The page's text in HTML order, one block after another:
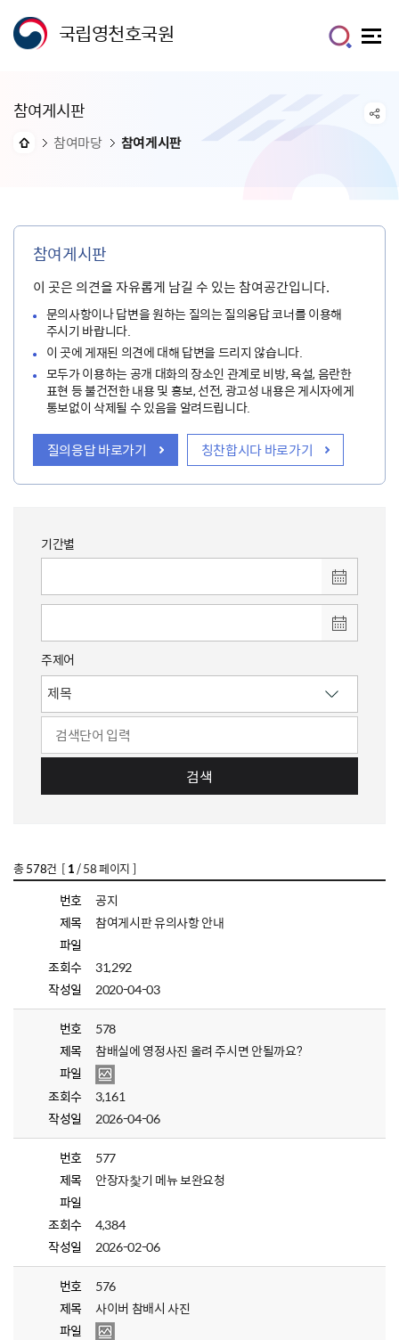
국립영천호국원
참여게시판
참여마당 참여게시판
참여게시판
이 곳은 의견을 자유롭게 남길 수 있는 참여공간입니다.
문의사항이나 답변을 원하는 질의는 질의응답 코너를 이용해
주시기 바랍니다.
이 곳에 게재된 의견에 대해 답변을 드리지 않습니다.
모두가 이용하는 공개 대화의 장소인 관계로 비방, 욕설, 음란한
표현 등 불건전한 내용 및 홍보, 선전, 광고성 내용은 게시자에게
통보없이 삭제될 수 있음을 알려드립니다.
질의응답 바로가기 칭찬합시다 바로가기
기간별
주제어
검색
총578건 [ 1/ 58 페이지 ]
번호
공지
제목
참여게시판 유의사항 안내
파일
조회수
31,292
작성일
2020-04-03
번호
578
제목
참배실에 영정사진 올려 주시면 안될까요?
파일
조회수
3,161
작성일
2026-04-06
번호
577
제목
안장자찿기 메뉴 보완요청
파일
조회수
4,384
작성일
2026-02-06
번호
576
제목
사이버 참배시 사진
파일